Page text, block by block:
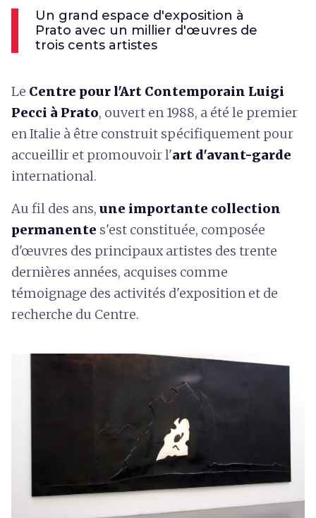
Un grand espace d'exposition à
Prato avec un millier d'œuvres de
trois cents artistes
Le Centre pour l'Art Contemporain Luigi
Pecci à Prato, ouvert en 1988, a été le premier
en Italie à être construit spécifiquement pour
accueillir et promouvoir l'art d'avant-garde
international.
Au fil des ans, une importante collection
permanente s'est constituée, composée
d'œuvres des principaux artistes des trente
dernières années, acquises comme
témoignage des activités d'exposition et de
recherche du Centre.